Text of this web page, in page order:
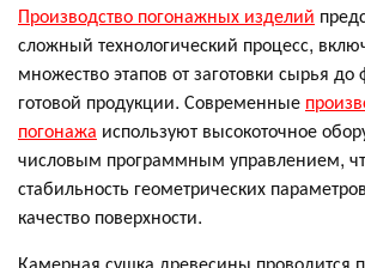
Производство погонажных изделий
сложный технологический процесс,
множество этапов от заготовки сырья
готовой продукции. Современные
погонажа используют высокоточное
числовым программным управлением,
стабильность геометрических
качество поверхности.